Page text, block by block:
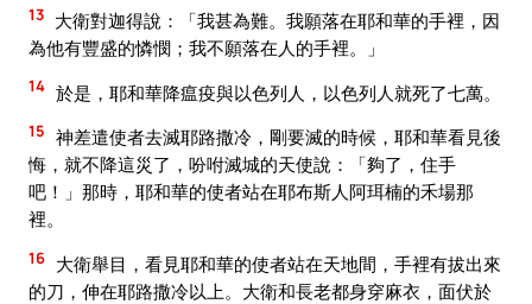
13 大衛對迦得說：「我甚為難。我願落在耶和華的手裡，因
為他有豐盛的憐憫；我不願落在人的手裡。」
14 於是，耶和華降瘟疫與以色列人，以色列人就死了七萬。
15 神差遣使者去滅耶路撒冷，剛要滅的時候，耶和華看見後
悔，就不降這災了，吩咐滅城的天使說：「夠了，住手
吧！」那時，耶和華的使者站在耶布斯人阿珥楠的禾場那
裡。
16 大衛舉目，看見耶和華的使者站在天地間，手裡有拔出來
的刀，伸在耶路撒冷以上。大衛和長老都身穿麻衣，面伏於